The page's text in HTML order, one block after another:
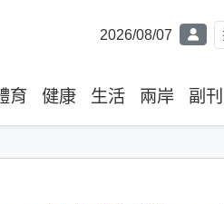
2026/08/07
育 健康 生活 兩岸 副刊